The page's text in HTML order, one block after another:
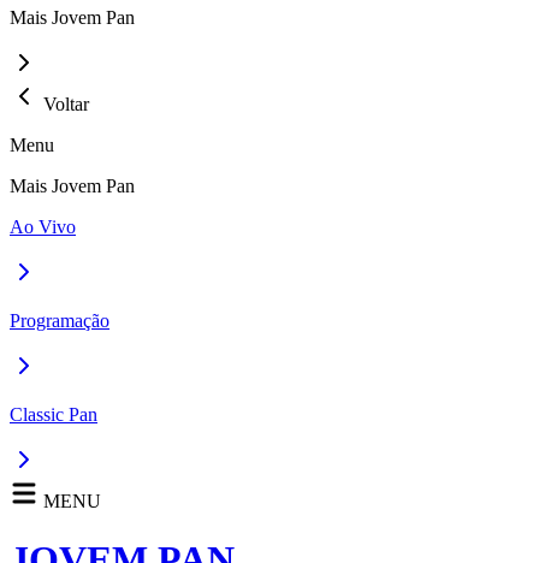
Mais Jovem Pan
Voltar
Menu
Mais Jovem Pan
Ao Vivo
Programação
Classic Pan
MENU